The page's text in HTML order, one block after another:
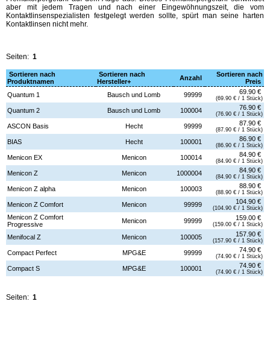
aber mit jedem Tragen und nach einer Eingewöhnungszeit, die vom
Kontaktlinsenspezialisten festgelegt werden sollte, spürt man seine harten
Kontaktlinsen nicht mehr.
Seiten: 1
Sortieren nach
Produktnamen
Sortieren nach
Hersteller+
Anzahl
Sortieren nach
Preis
Quantum 1
Bausch und Lomb 99999 69.90 €
(69.90 € / 1 Stück)
Quantum 2 Bausch und Lomb 100004 76.90 €
(76.90 € / 1 Stück)
ASCON Basis Hecht 99999 87.90 €
(87.90 € / 1 Stück)
BIAS Hecht 100001 86.90 €
(86.90 € / 1 Stück)
Menicon EX Menicon 100014 84.90 €
(84.90 € / 1 Stück)
Menicon Z Menicon 1000004 84.90 €
(84.90 € / 1 Stück)
Menicon Z alpha Menicon 100003 88.90 €
(88.90 € / 1 Stück)
Menicon Z Comfort Menicon 99999 104.90 €
(104.90 € / 1 Stück)
Menicon Z Comfort
Progressive
Menicon 99999 159.00 €
(159.00 € / 1 Stück)
Menifocal Z Menicon 100005 157.90 €
(157.90 € / 1 Stück)
Compact Perfect MPG&E 99999 74.90 €
(74.90 € / 1 Stück)
Compact S MPG&E 100001 74.90 €
(74.90 € / 1 Stück)
Seiten: 1